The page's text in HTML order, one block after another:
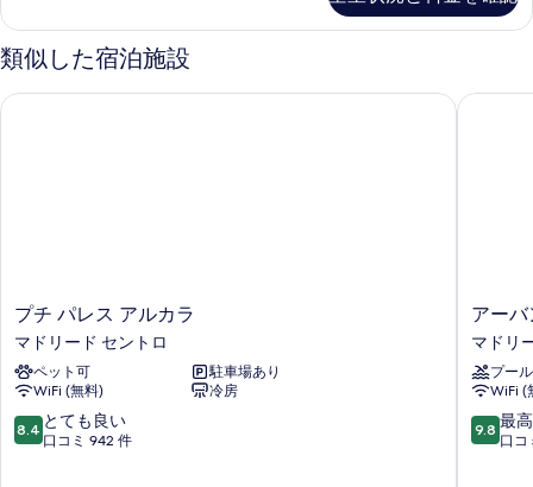
細
類似した宿泊施設
プ
チ
パ
レ
ス
ア
ル
プチ パレス アルカラ
マドリード セントロ
ペット可
駐車場あり
WiFi (無料)
冷房
10
段
8.4 とても良い
口コミ 942 件
プチ パレス アルカラ
ア
ー
バ
ン
ハ
イ
ブ
アー
マドリ
プール
WiFi (
10
段
9.8 最
口コ
アーバ